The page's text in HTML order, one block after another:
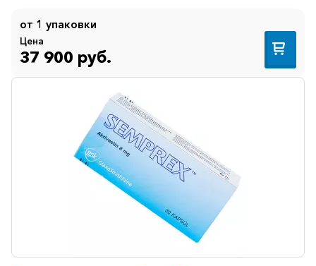
от 1 упаковки
Цена
37 900 руб.